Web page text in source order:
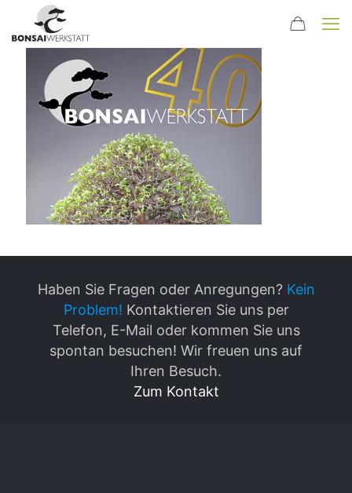
Haben Sie Fragen oder Anregungen? Kein
Problem! Kontaktieren Sie uns per
Telefon, E-Mail oder kommen Sie uns
spontan besuchen! Wir freuen uns auf
Ihren Besuch.
Zum Kontakt